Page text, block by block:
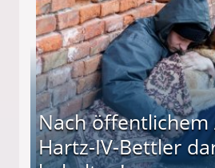
Nach öffentlichem
Hartz-IV-Bettler